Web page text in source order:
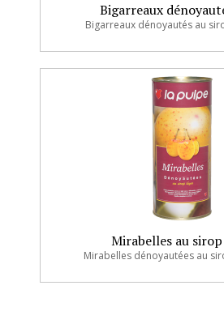
Bigarreaux
Bigarreaux dénoyautés au
Mirabelles au
Mirabelles dénoyautées au